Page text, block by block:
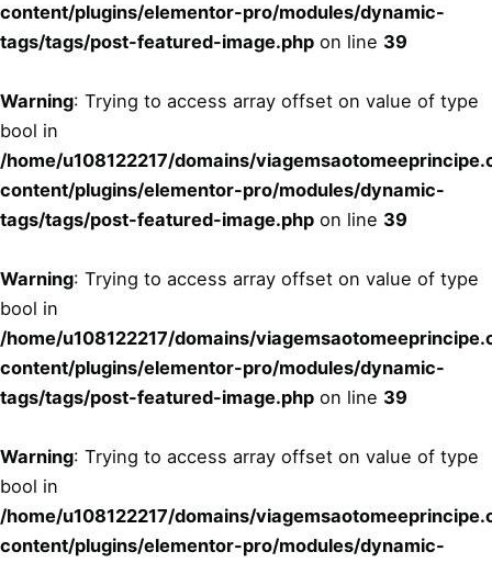
content/plugins/elementor-pro/modules/dynamic-
tags/tags/post-featured-image.php on line 39
Warning: Trying to access array offset on value of type
bool in
/home/u108122217/domains/
content/plugins/elementor-pro/modules/dynamic-
tags/tags/post-featured-image.php on line 39
Warning: Trying to access array offset on value of type
bool in
/home/u108122217/domains/
content/plugins/elementor-pro/modules/dynamic-
tags/tags/post-featured-image.php on line 39
Warning: Trying to access array offset on value of type
bool in
/home/u108122217/domains/
content/plugins/elementor-pro/modules/dynamic-